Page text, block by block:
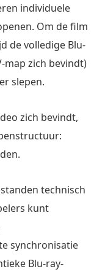
individuele
Om de film
de volledige Blu-
map zich bevindt)
slepen.
zich bevindt,
technisch
kunt
synchronisatie
Blu-ray-